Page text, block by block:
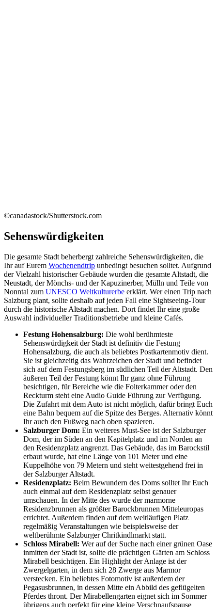
©canadastock/Shutterstock.com
Sehenswürdigkeiten
Die gesamte Stadt beherbergt zahlreiche Sehenswürdigkeiten, die
Ihr auf Eurem Wochenendtrip unbedingt besuchen solltet. Aufgrund
der Vielzahl historischer Gebäude wurden die gesamte Altstadt, die
Neustadt, der Mönchs- und der Kapuzinerber, Mülln und Teile von
Nonntal zum UNESCO Weltkulturerbe erklärt. Wer einen Trip nach
Salzburg plant, sollte deshalb auf jeden Fall eine Sightseeing-Tour
durch die historische Altstadt machen. Dort findet Ihr eine große
Auswahl individueller Traditionsbetriebe und kleine Cafés.
Festung Hohensalzburg: Die wohl berühmteste
Sehenswürdigkeit der Stadt ist definitiv die Festung
Hohensalzburg, die auch als beliebtes Postkartenmotiv dient.
Sie ist gleichzeitig das Wahrzeichen der Stadt und befindet
sich auf dem Festungsberg im südlichen Teil der Altstadt. Den
äußeren Teil der Festung könnt Ihr ganz ohne Führung
besichtigen, für Bereiche wie die Folterkammer oder den
Reckturm steht eine Audio Guide Führung zur Verfügung.
Die Zufahrt mit dem Auto ist nicht möglich, dafür bringt Euch
eine Bahn bequem auf die Spitze des Berges. Alternativ könnt
Ihr auch den Fußweg nach oben spazieren.
Salzburger Dom: Ein weiteres Must-See ist der Salzburger
Dom, der im Süden an den Kapitelplatz und im Norden an
den Residenzplatz angrenzt. Das Gebäude, das im Barockstil
erbaut wurde, hat eine Länge von 101 Meter und eine
Kuppelhöhe von 79 Metern und steht weitestgehend frei in
der Salzburger Altstadt.
Residenzplatz: Beim Bewundern des Doms solltet Ihr Euch
auch einmal auf dem Residenzplatz selbst genauer
umschauen. In der Mitte des wurde der marmorne
Residenzbrunnen als größter Barockbrunnen Mitteleuropas
errichtet. Außerdem finden auf dem weitläufigen Platz
regelmäßig Veranstaltungen wie beispielsweise der
weltberühmte Salzburger Chritkindlmarkt statt.
Schloss Mirabell: Wer auf der Suche nach einer grünen Oase
inmitten der Stadt ist, sollte die prächtigen Gärten am Schloss
Mirabell besichtigen. Ein Highlight der Anlage ist der
Zwergelgarten, in dem sich 28 Zwerge aus Marmor
verstecken. Ein beliebtes Fotomotiv ist außerdem der
Pegasusbrunnen, in dessen Mitte ein Abbild des geflügelten
Pferdes thront. Der Mirabellengarten eignet sich im Sommer
übrigens auch perfekt für eine kleine Verschnaufspause